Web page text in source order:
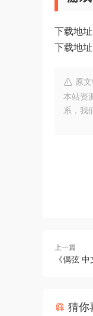
下载地址
下载地址
原文
本站资
系，我
上一篇
《偶弦
猜你